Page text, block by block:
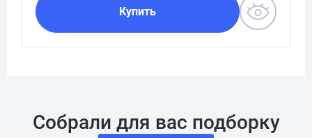
Купить
Собрали для вас подборку